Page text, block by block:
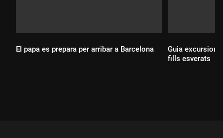
El papa es prepara per arribar a Barcelona
Guia
fills esverats